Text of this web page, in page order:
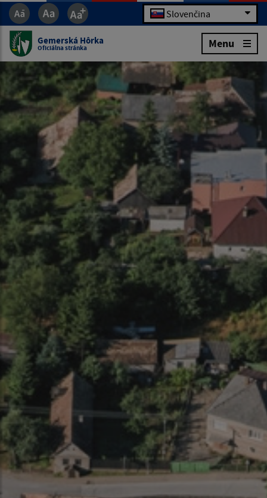
Slovenčina
Gemerská Hôrka
Oficiálna stránka Menu